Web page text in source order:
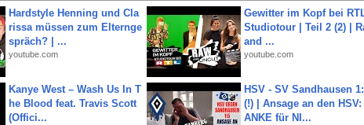
Hardstyle Henning und Cla
rissa müssen zum Elternge
spräch? | ...
youtube.com
Gewitter im Kopf bei RTL
Studiotour | Teil 2 (2) |
and ...
youtube.com
Kanye West – Wash Us In T
he Blood feat. Travis Scott
(Offici...
HSV - SV Sandhausen
(!) | Ansage an den HSV:
ANKE für NI...